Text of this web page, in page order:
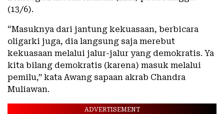
(13/6).
“Masuknya dari jantung kekuasaan, berbicara
oligarki juga, dia langsung saja merebut
kekuasaan melalui jalur-jalur yang demokratis. Ya
kita bilang demokratis (karena) masuk melalui
pemilu,” kata Awang sapaan akrab Chandra
Muliawan.
ADVERTISEMENT